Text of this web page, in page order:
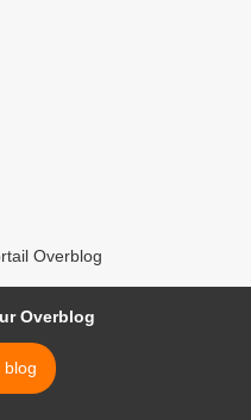
Overblog
Overblog
blog